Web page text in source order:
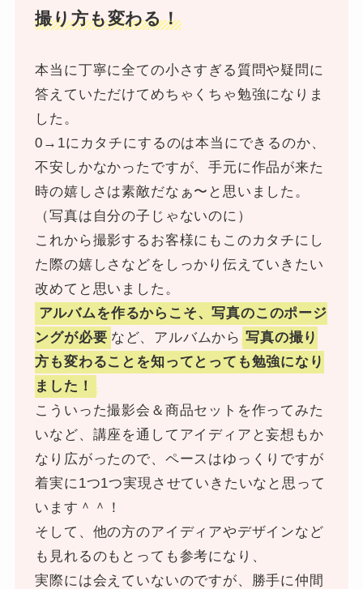
撮り方も変わる！
本当に丁寧に全ての小さすぎる質問や疑問に
答えていただけてめちゃくちゃ勉強になりま
した。
0→1にカタチにするのは本当にできるのか、
不安しかなかったですが、手元に作品が来た
時の嬉しさは素敵だなぁ〜と思いました。
（写真は自分の子じゃないのに）
これから撮影するお客様にもこのカタチにし
た際の嬉しさなどをしっかり伝えていきたい
改めてと思いました。
アルバムを作るからこそ、写真のこのポージ
ングが必要 など、アルバムから 写真の撮り
方も変わることを知ってとっても勉強になり
ました！
こういった撮影会＆商品セットを作ってみた
いなど、講座を通してアイディアと妄想もか
なり広がったので、ペースはゆっくりですが
着実に1つ1つ実現させていきたいなと思って
います＾＾！
そして、他の方のアイディアやデザインなど
も見れるのもとっても参考になり、
実際には会えていないのですが、勝手に仲間